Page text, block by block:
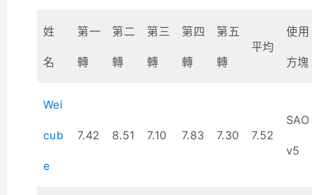
姓
名
第一
轉
第二
轉
第三
轉
第四
轉
第五
轉
平均
使用
方塊
Wei
cub
e
7.42 8.51 7.10 7.83 7.30 7.52
SAO
v5